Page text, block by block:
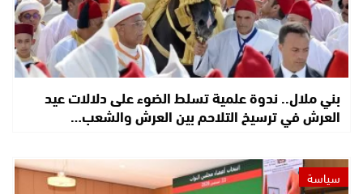
بني ملال.. ندوة علمية تسلط الضوء على دلالات عيد
العرش في ترسيخ التلاحم بين العرش والشعب…
سياسة